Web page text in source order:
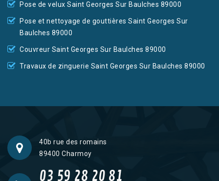
Pose de velux Saint Georges Sur Baulches 89000
Pose et nettoyage de gouttières Saint Georges Sur
Baulches 89000
Couvreur Saint Georges Sur Baulches 89000
Travaux de zinguerie Saint Georges Sur Baulches 89000
40b rue des romains
89400 Charmoy
03 59 28 20 81